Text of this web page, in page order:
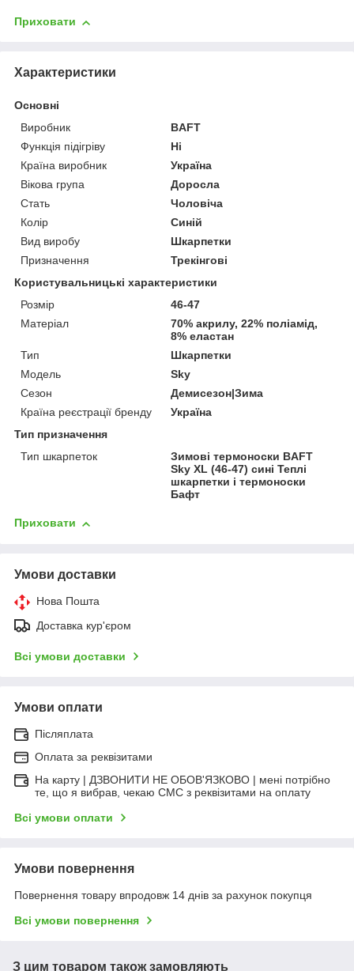
Приховати
Характеристики
Основні
Виробник
BAFT
Функція підігріву
Ні
Країна виробник
Україна
Вікова група
Доросла
Стать
Чоловіча
Колір
Синій
Вид виробу
Шкарпетки
Призначення
Трекінгові
Користувальницькі характеристики
Розмір
46-47
Матеріал
70% акрилу, 22% поліамід,
8% еластан
Тип
Шкарпетки
Модель
Sky
Сезон
Демисезон|Зима
Країна реєстрації бренду
Україна
Тип призначення
Тип шкарпеток
Зимові термоноски BAFT
Sky XL (46-47) сині Теплі
шкарпетки і термоноски
Бафт
Приховати
Умови доставки
Нова Пошта
Доставка кур'єром
Всі умови доставки
Умови оплати
Післяплата
Оплата за реквізитами
На карту | ДЗВОНИТИ НЕ ОБОВ'ЯЗКОВО | мені потрібно
те, що я вибрав, чекаю СМС з реквізитами на оплату
Всі умови оплати
Умови повернення
Повернення товару впродовж 14 днів за рахунок покупця
Всі умови повернення
З цим товаром також замовляють